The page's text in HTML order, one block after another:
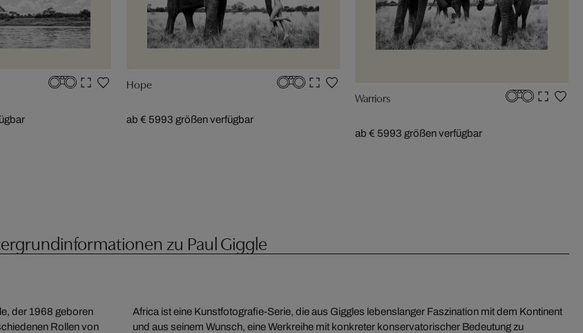
Hope
ab € 5993 größen verfügbar
Warriors
ab € 5993 größen verfügbar
zu Paul Giggle
der 1968 geboren
Rollen von
Africa ist eine Kunstfotografie-Serie, die aus Giggles lebenslanger Faszination mit dem Kontinent
und aus seinem Wunsch, eine Werkreihe mit konkreter konservatorischer Bedeutung zu